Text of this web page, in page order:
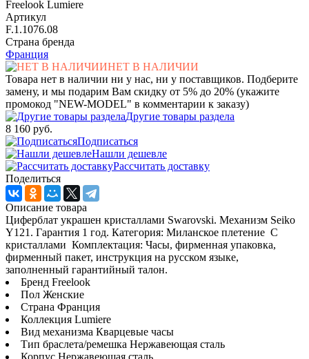
Freelook Lumiere
Артикул
F.1.1076.08
Страна бренда
Франция
НЕТ В НАЛИЧИИ
Товара нет в наличии ни у нас, ни у поставщиков. Подберите
замену, и мы подарим Вам скидку от 5% до 20% (укажите
промокод "NEW-MODEL" в комментарии к заказу)
Другие товары раздела
8 160 руб.
Подписаться
Нашли дешевле
Рассчитать доставку
Поделиться
Описание товара
Циферблат украшен кристаллами Swarovski. Механизм Seiko
Y121. Гарантия 1 год. Категория: Миланское плетение С
кристаллами Комплектация: Часы, фирменная упаковка,
фирменный пакет, инструкция на русском языке,
заполненный гарантийный талон.
Бренд Freelook
Пол Женские
Страна Франция
Коллекция Lumiere
Вид механизма Кварцевые часы
Тип браслета/ремешка Нержавеющая сталь
Корпус Нержавеющая сталь